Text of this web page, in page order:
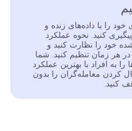
خود را با داده‌های زنده و
کنید. نحوه عملکرد
خود را نظارت کنید و
هر زمان تنظیم کنید. شما
به افراد با بهترین عملکرد
کردن معامله‌گران را بدون
کنید.